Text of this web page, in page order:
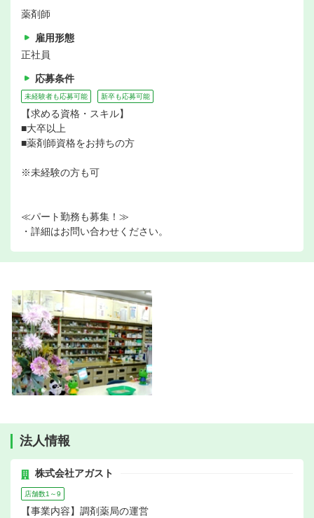
薬剤師
雇用形態
正社員
応募条件
未経験者も応募可能 新卒も応募可能
【求める資格・スキル】
■大卒以上
■薬剤師資格をお持ちの方
※未経験の方も可
≪パート勤務も募集！≫
・詳細はお問い合わせください。
法人情報
株式会社アガスト
店舗数1～9
【事業内容】調剤薬局の運営